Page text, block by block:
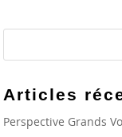
Articles
Perspective Grands